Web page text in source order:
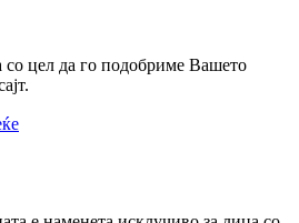
цел да го подобриме Вашето